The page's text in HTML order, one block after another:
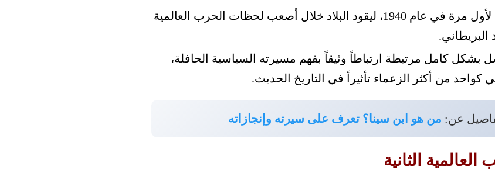
عُيّن رئيساً لوزراء بريطانيا لأول مرة في عام 1940، ليقود البلاد خلال أصعب لحظات الحرب العالمية
البريطاني.
كامل مرتبطة ارتباطاً وثيقاً بفهم مسيرته السياسية الحافلة،
من أكثر الزعماء تأثيراً في التاريخ الحديث.
عن: من هو ابن سينا؟ تعرف على سيرته وإنجازاته
الثانية